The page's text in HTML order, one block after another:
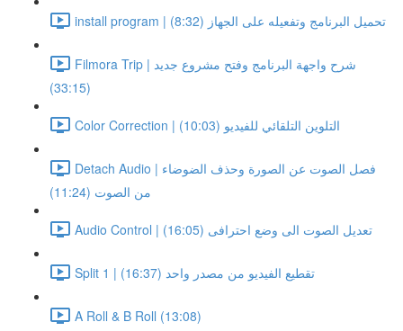
install program | تحميل البرنامج وتفعيله على الجهاز (8:32)
Filmora Trip | شرح واجهة البرنامج وفتح مشروع جديد
(33:15)
Color Correction | التلوين التلقائي للفيديو (10:03)
Detach Audio | فصل الصوت عن الصورة وحذف الضوضاء
من الصوت (11:24)
Audio Control | تعديل الصوت الى وضع احترافى (16:05)
Split 1 | تقطيع الفيديو من مصدر واحد (16:37)
A Roll & B Roll (13:08)